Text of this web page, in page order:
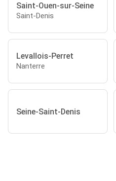
Saint-Ouen-sur-Seine
Saint-Denis
Levallois-Perret
Nanterre
Seine-Saint-Denis